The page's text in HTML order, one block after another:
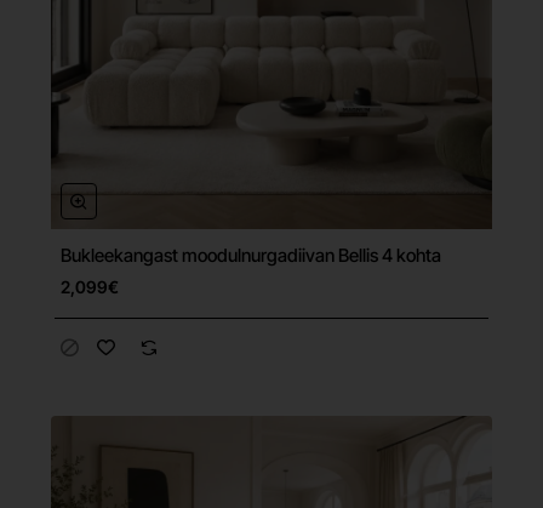
Tasuta tarne
Bukleekangast moodulnurgadiivan Bellis 4 kohta
2,099€